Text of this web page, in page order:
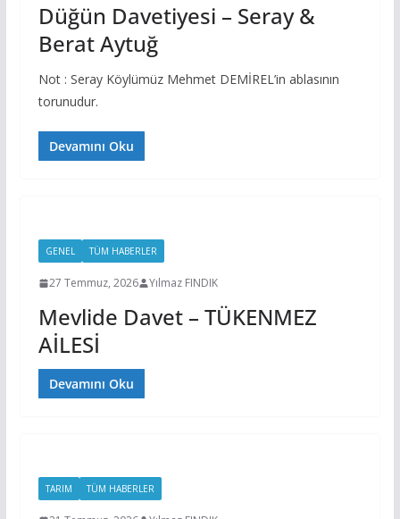
Düğün Davetiyesi – Seray &
Berat Aytuğ
Not : Seray Köylümüz Mehmet DEMİREL’in ablasının
torunudur.
Devamını Oku
GENEL TÜM HABERLER
27 Temmuz, 2026 Yılmaz FINDIK
Mevlide Davet – TÜKENMEZ
AİLESİ
Devamını Oku
TARIM TÜM HABERLER